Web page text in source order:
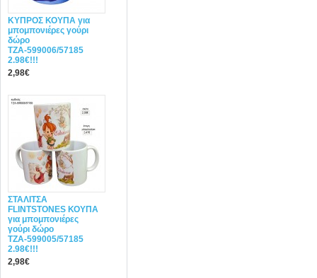
ΚΥΠΡΟΣ ΚΟΥΠΑ για
μπομπονιέρες γούρι
δώρο
ΤΖΑ-599006/57185
2.98€!!!
2,98€
ΣΤΑΛΙΤΣΑ
FLINTSTONES ΚΟΥΠΑ
για μπομπονιέρες
γούρι δώρο
ΤΖΑ-599005/57185
2.98€!!!
2,98€